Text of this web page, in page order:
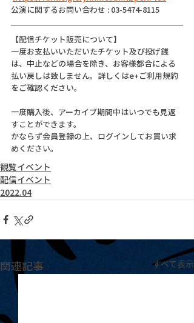
公演に関するお問い合わせ : 03-5474-8115
【配信チケット販売について】
一度お支払いいただいたチケット及び投げ銭
は、中止などの場合を除き、お客様都合による
払い戻しは致しません。詳しくはe+ご利用規約
をご確認ください。
一度購入後、アーカイブ期間中はいつでも見返
すことができます。
かならず会員登録の上、ログインしてお買い求
めください。
観覧イベント
配信イベント
2022.04
関連記事 すべて表示